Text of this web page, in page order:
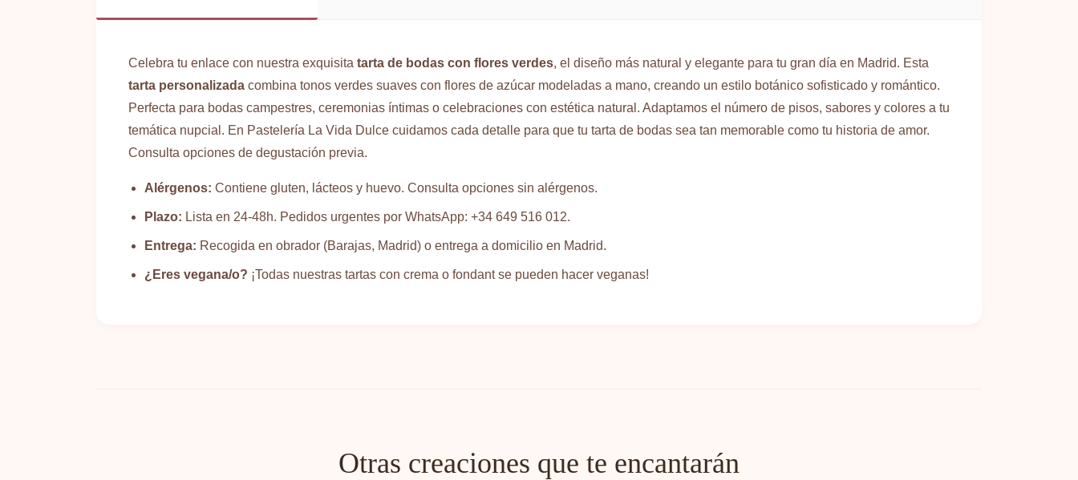
Celebra tu enlace con nuestra exquisita tarta de bodas con flores verdes, el diseño más natural y elegante para tu gran día en Madrid. Esta
tarta personalizada combina tonos verdes suaves con flores de azúcar modeladas a mano, creando un estilo botánico sofisticado y romántico.
Perfecta para bodas campestres, ceremonias íntimas o celebraciones con estética natural. Adaptamos el número de pisos, sabores y colores a tu
temática nupcial. En Pastelería La Vida Dulce cuidamos cada detalle para que tu tarta de bodas sea tan memorable como tu historia de amor.
Consulta opciones de degustación previa.
Alérgenos: Contiene gluten, lácteos y huevo. Consulta opciones sin alérgenos.
Plazo: Lista en 24-48h. Pedidos urgentes por WhatsApp: +34 649 516 012.
Entrega: Recogida en obrador (Barajas, Madrid) o entrega a domicilio en Madrid.
¿Eres vegana/o? ¡Todas nuestras tartas con crema o fondant se pueden hacer veganas!
Otras creaciones que te encantarán